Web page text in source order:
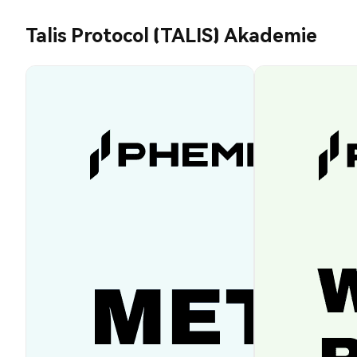
Talis Protocol (TALIS) Akademie